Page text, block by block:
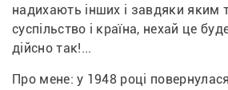
надихають інших і завдяки яким
суспільство і країна, нехай це
дійсно так!...
Про мене: у 1948 році